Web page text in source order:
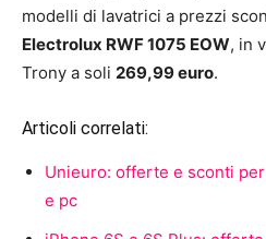
modelli di lavatrici a prezzi
Electrolux RWF 1075 EOW, in
Trony a soli 269,99 euro.
Articoli correlati:
Unieuro: offerte e sconti
e pc